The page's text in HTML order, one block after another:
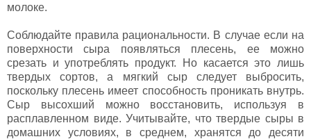
молоке.
Соблюдайте правила рациональности. В случае если на
поверхности сыра появляться плесень, ее можно
срезать и употреблять продукт. Но касается это лишь
твердых сортов, а мягкий сыр следует выбросить,
поскольку плесень имеет способность проникать внутрь.
Сыр высохший можно восстановить, используя в
расплавленном виде. Учитывайте, что твердые сыры в
домашних условиях, в среднем, хранятся до десяти